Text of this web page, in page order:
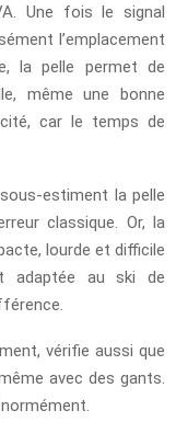
Une fois le signal
l’emplacement
la pelle permet de
même une bonne
car le temps de
estiment la pelle
classique. Or, la
lourde et difficile
adaptée au ski de
vérifie aussi que
avec des gants.